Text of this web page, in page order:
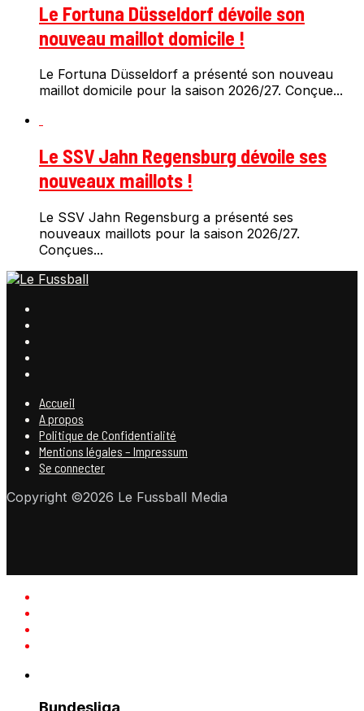
Le Fortuna Düsseldorf dévoile son
nouveau maillot domicile !
Le Fortuna Düsseldorf a présenté son nouveau
maillot domicile pour la saison 2026/27. Conçue...
Le SSV Jahn Regensburg dévoile ses
nouveaux maillots !
Le SSV Jahn Regensburg a présenté ses
nouveaux maillots pour la saison 2026/27.
Conçues...
Accueil
A propos
Politique de Confidentialité
Mentions légales – Impressum
Se connecter
Copyright ©2026 Le Fussball Media